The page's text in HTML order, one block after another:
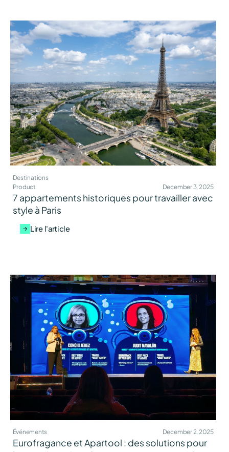
Destinations
Product
December 3, 2025
7 appartements historiques pour travailler avec
style à Paris
Lire l'article
Événements December 2, 2025
Eurofragance et Apartool : des solutions pour